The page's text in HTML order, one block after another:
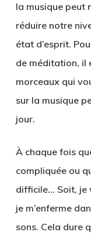
la musique peut
réduire notre
état d’esprit.
de méditation, il
morceaux qui
sur la musique
jour.
À chaque fois
compliquée ou
difficile… Soit, je
je m’enferme
sons. Cela dure